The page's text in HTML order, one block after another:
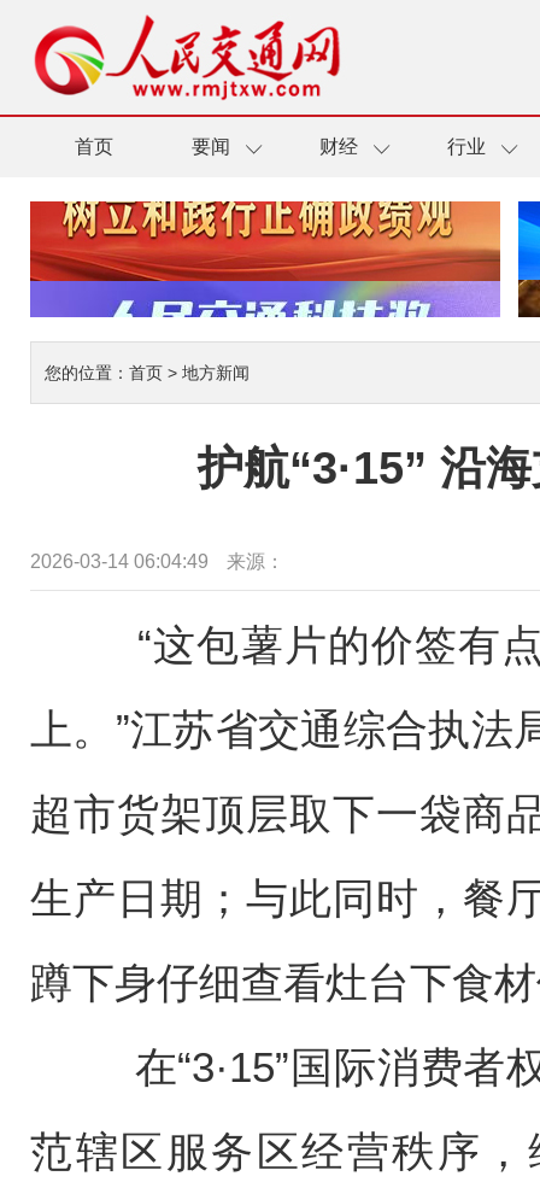
首页 要闻 财经 行业
您的位置： 首页 > 地方新闻
护航“3·15” 沿
2026-03-14 06:04:49 来源：
“这包薯片的价签有点
上。”江苏省交通综合执
超市货架顶层取下一袋商
生产日期；与此同时，餐
蹲下身仔细查看灶台下食
在“3·15”国际消费者
范辖区服务区经营秩序